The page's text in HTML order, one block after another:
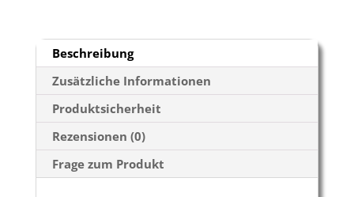
Beschreibung
Zusätzliche Informationen
Produktsicherheit
Rezensionen (0)
Frage zum Produkt